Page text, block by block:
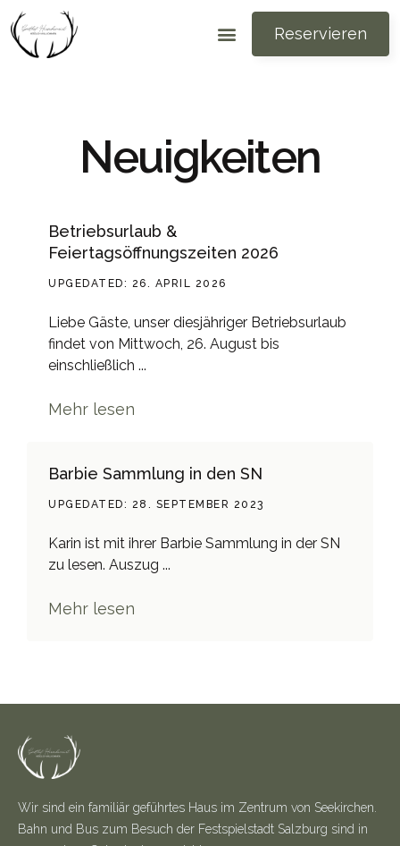
Reservieren
Neuigkeiten
Betriebsurlaub &
Feiertagsöffnungszeiten 2026
UPGEDATED: 26. APRIL 2026
Liebe Gäste, unser diesjähriger Betriebsurlaub
findet von Mittwoch, 26. August bis
einschließlich ...
Mehr lesen
Barbie Sammlung in den SN
UPGEDATED: 28. SEPTEMBER 2023
Karin ist mit ihrer Barbie Sammlung in der SN
zu lesen. Auszug ...
Mehr lesen
Wir sind ein familiär geführtes Haus im Zentrum von Seekirchen.
Bahn und Bus zum Besuch der Festspielstadt Salzburg sind in